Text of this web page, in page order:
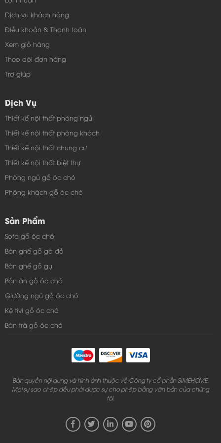
Showroom 2: 16A Phạm Văn Đồng- Hiệp Bình
Chánh- Thủ Đức - TP. HCM (Gần cầu Bình Lợi)
ĐT: 0943 277 688
Kệ tivi kết hợp tủ sách – TC356
ĐĂNG KÝ TƯ VẤN SẢN PHẨM HOẶC THIẾT KẾ
NỘI THẤT THEO MẪU SAU!
Dịch vụ khách hàng
Điều khoản & Thanh toán
Xem giỏ hàng
Theo dõi đơn hàng
Trợ giúp
Dịch Vụ
Thiết kế nội thất phòng ngủ
Thiết kế nội thất phòng khách
Thiết kế nội thất chung cư
Thiết kế nội thất biệt thự
Phòng ngủ gỗ óc chó
Phòng khách gỗ óc chó
Sản Phẩm
Sofa gỗ óc chó
Bàn ghế gỗ gõ đỏ
Bàn ghế gỗ gụ
Bàn ăn gỗ óc chó
Giường ngủ gỗ óc chó
Kệ tivi gỗ óc chó
Bàn trà gỗ óc chó
Bản quyền nội dung và hình ảnh thuộc về Công ty cổ phần SIMEHOME.
Mọi sự sao chép đều phải được sự cho phép bằng văn bản của chúng
tôi.